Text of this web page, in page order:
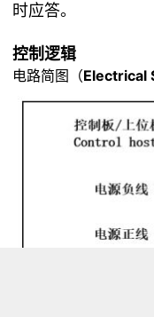
时应答。
控制逻辑
电路简图（Electrical